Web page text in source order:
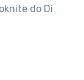
do Di